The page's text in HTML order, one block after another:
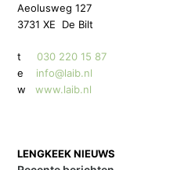
Aeolusweg 127
3731 XE De Bilt
t030 220 15 87
e info@laib.nl
w
www.laib.nl
LENGKEEK NIEUWS